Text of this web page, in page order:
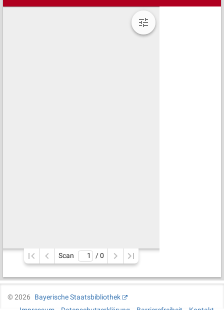
Scan / 0
©2026
Bayerische Staatsbibliothek